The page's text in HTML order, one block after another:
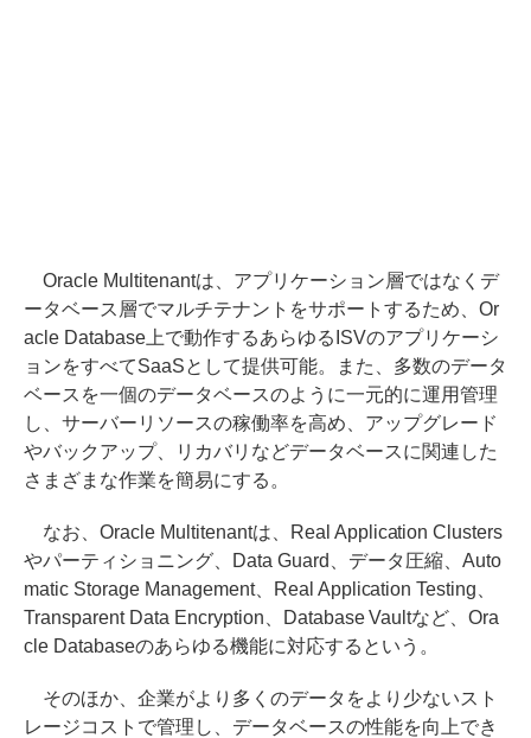
Oracle Multitenantは、アプリケーション層ではなくデ
ータベース層でマルチテナントをサポートするため、Or
acle Database上で動作するあらゆるISVのアプリケーシ
ョンをすべてSaaSとして提供可能。また、多数のデータ
ベースを一個のデータベースのように一元的に運用管理
し、サーバーリソースの稼働率を高め、アップグレード
やバックアップ、リカバリなどデータベースに関連した
さまざまな作業を簡易にする。
なお、Oracle Multitenantは、Real Application Clusters
やパーティショニング、Data Guard、データ圧縮、Auto
matic Storage Management、Real Application Testing、
Transparent Data Encryption、Database Vaultなど、Ora
cle Databaseのあらゆる機能に対応するという。
そのほか、企業がより多くのデータをより少ないスト
レージコストで管理し、データベースの性能を向上でき